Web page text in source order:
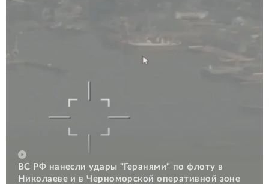
ВС РФ нанесли удары "Геранями" по флоту в
Николаеве и в Черноморской оперативной зоне